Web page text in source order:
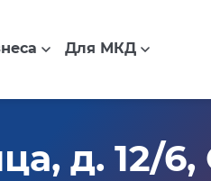
Для МКД
д. 12/6,